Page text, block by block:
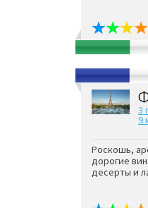
3
9
Роскошь,
дорогие
десерты и